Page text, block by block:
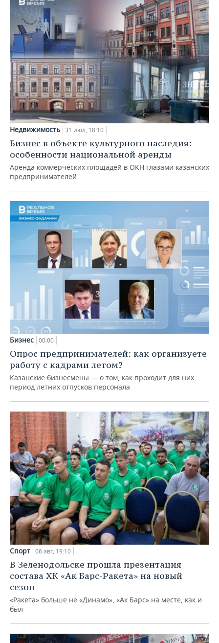
Недвижимость 31 июл, 18:10
Бизнес в объекте культурного наследия:
особенности национальной аренды
Аренда коммерческих площадей в ОКН глазами казанских
предпринимателей
Бизнес 00:00
Опрос предпринимателей: как организуете
работу с кадрами летом?
Казанские бизнесмены — о том, как проходит для них
период летних отпусков персонала
Спорт 06 авг, 19:10
В Зеленодольске прошла презентация
состава ХК «Ак Барс-Ракета» на новый
сезон
«Ракета» больше не «Динамо», «Ак Барс» на месте, как и
был